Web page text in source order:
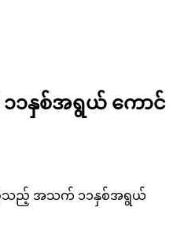
၁၁နှစ်အရွယ် ကောင်
င်ခဲ့သည့် အသက် ၁၁နှစ်အရွယ်